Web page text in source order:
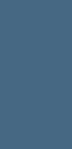
siūloma
poziciją
parinktos
tik Lietuvos,
kad nuostata
pozicija,
diskusijų